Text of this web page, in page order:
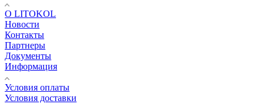
О LITOKOL
Новости
Контакты
Партнеры
Документы
Информация
Условия оплаты
Условия доставки